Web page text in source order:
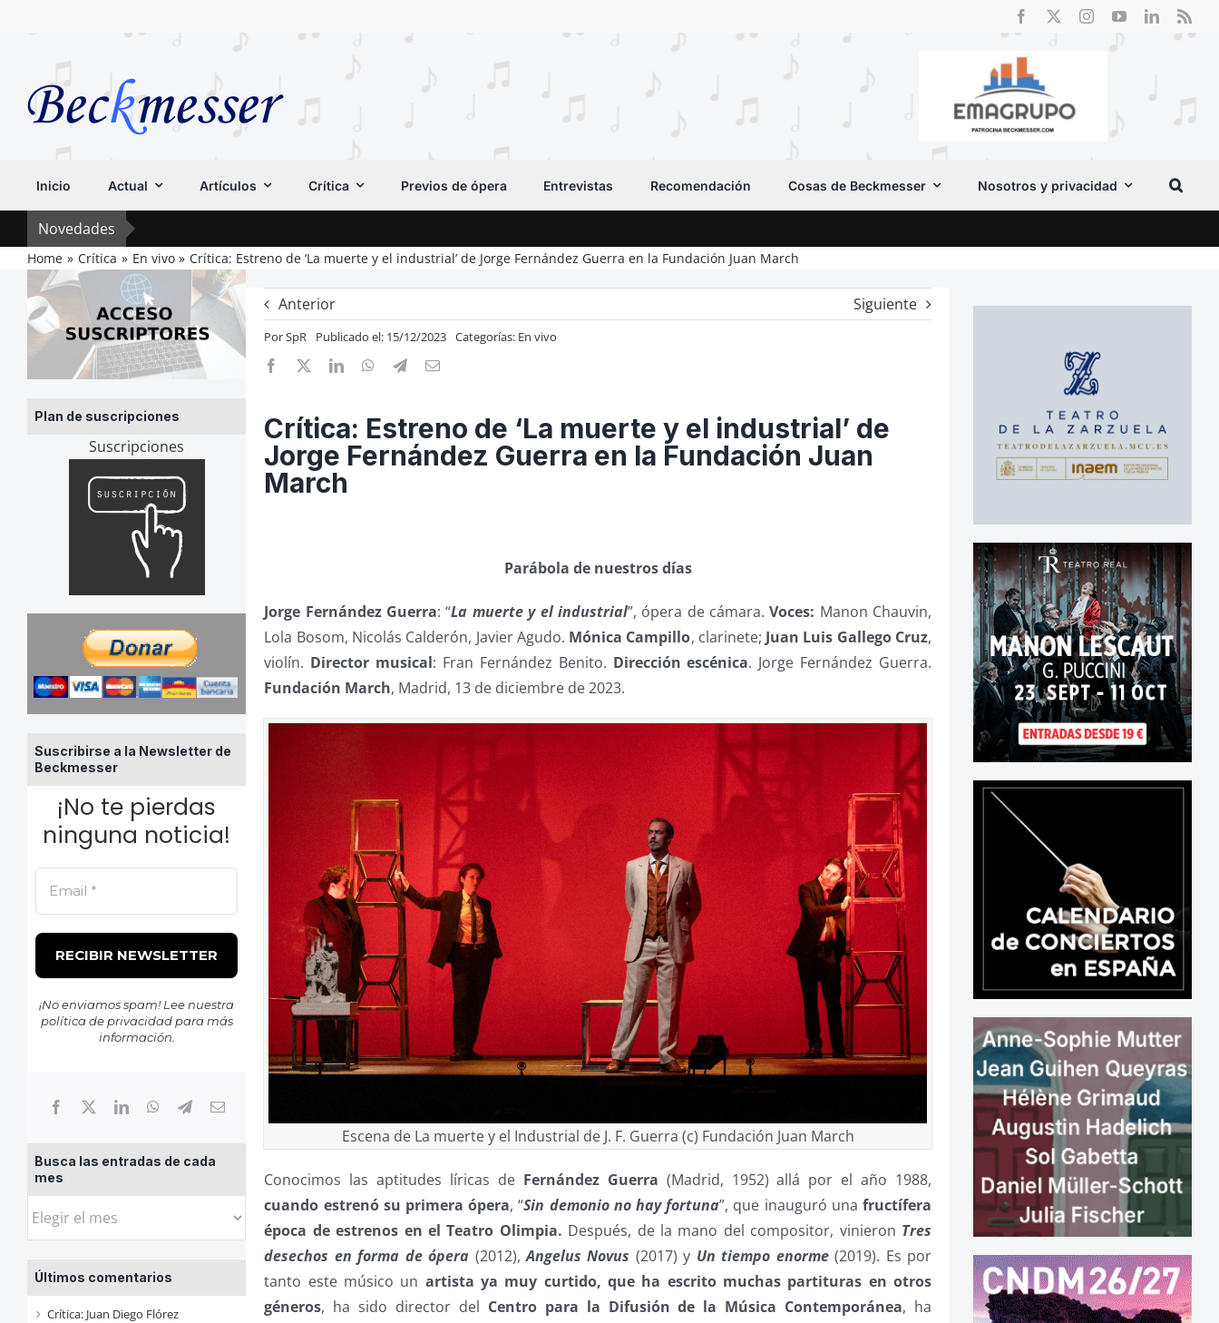
Inicio Actual Artículos Crítica Previos de ópera Entrevistas Recomendación Cosas de Beckmesser Nosotros y privacidad
Novedades
Home Crítica En vivo Crítica: Estreno de ‘La muerte y el industrial’ de Jorge Fernández Guerra en la Fundación Juan March
Plan de suscripciones
Suscripciones
Suscribirse a la Newsletter de
Beckmesser
¡No te pierdas
ninguna noticia!
¡No enviamos spam! Lee nuestra
política de privacidadpara más
información.
Busca las entradas de cada
mes
Busca
entradas
de
cada
Últimos comentarios
Crítica: Juan Diego Flórez
Anterior Siguiente
PorSpR Publicado el: 15/12/2023 Categorías: En vivo
Crítica: Estreno de ‘La muerte y el industrial’ de
Jorge Fernández Guerra en la Fundación Juan
March
Parábola de nuestros días
Jorge Fernández Guerra: “La muerte y el industrial”, ópera de cámara.Voces: Manon Chauvin,
Lola Bosom, Nicolás Calderón, Javier Agudo. Mónica Campillo, clarinete; Juan Luis Gallego Cruz,
violín. Director musical: Fran Fernández Benito. Dirección escénica. Jorge Fernández Guerra.
Fundación March, Madrid, 13 de diciembre de 2023.
Escena de La muerte y el Industrial de J. F. Guerra (c) Fundación Juan March
Conocimos las aptitudes líricas de Fernández Guerra (Madrid, 1952) allá por el año 1988,
cuando estrenó su primera ópera, “Sin demonio no hay fortuna”, que inauguró una fructífera
época de estrenos en el Teatro Olimpia. Después, de la mano del compositor, vinieron Tres
desechos en forma de ópera (2012),Angelus Novus (2017) y Un tiempo enorme(2019). Es por
tanto este músico un artista ya muy curtido, que ha escrito muchas partituras en otros
géneros, ha sido director del Centro para la Difusión de la Música Contemporánea, ha